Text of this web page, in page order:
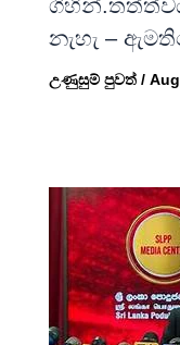
නැහැ –
උණුසුම් පුවත් /